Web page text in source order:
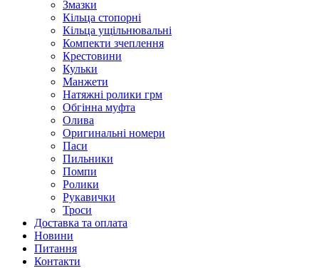
Змазки
Кільца стопорні
Кільца ущільнювальні
Компекти зчеплення
Крестовини
Кульки
Манжети
Натяжні ролики грм
Обгінна муфта
Олива
Оригинальні номери
Паси
Пильники
Помпи
Ролики
Рукавички
Троси
Доставка та оплата
Новини
Питання
Контакти